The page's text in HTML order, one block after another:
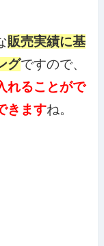
販売実績に基
グですので、
れることがで
きますね。